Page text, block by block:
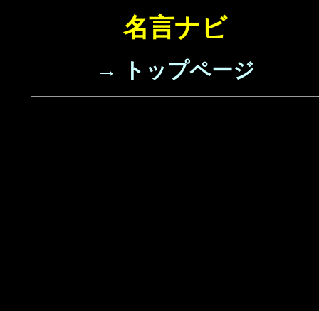
名言ナビ
→ トップページ